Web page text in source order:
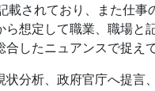
されており、また仕
想定して職業、職場と
したニュアンスで捉え
状分析、政府官庁へ提